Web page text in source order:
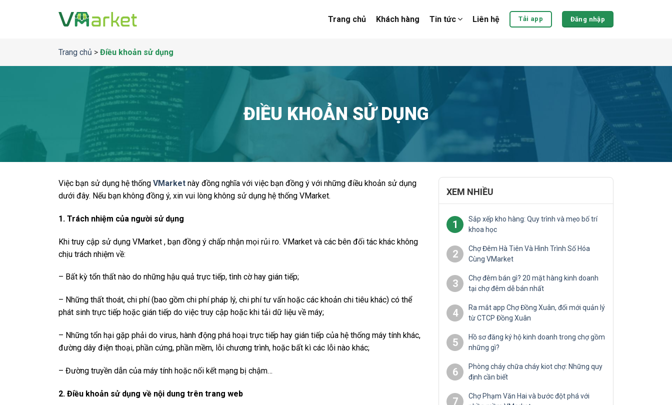
Trang chủ Khách hàng Tin tức Liên hệ Tải app Đăng nhập
Trang chủ > Điều khoản sử dụng
ĐIỀU KHOẢN SỬ DỤNG
Việc bạn sử dụng hệ thống VMarket này đồng nghĩa với việc bạn đồng ý với những điều khoản sử dụng
dưới đây. Nếu bạn không đồng ý, xin vui lòng không sử dụng hệ thống VMarket.
1. Trách nhiệm của người sử dụng
Khi truy cập sử dụng VMarket , bạn đồng ý chấp nhận mọi rủi ro. VMarket và các bên đối tác khác không
chịu trách nhiệm về:
– Bất kỳ tổn thất nào do những hậu quả trực tiếp, tình cờ hay gián tiếp;
– Những thất thoát, chi phí (bao gồm chi phí pháp lý, chi phí tư vấn hoặc các khoản chi tiêu khác) có thể
phát sinh trực tiếp hoặc gián tiếp do việc truy cập hoặc khi tải dữ liệu về máy;
– Những tổn hại gặp phải do virus, hành động phá hoại trực tiếp hay gián tiếp của hệ thống máy tính khác,
đường dây điện thoại, phần cứng, phần mềm, lỗi chương trình, hoặc bất kì các lỗi nào khác;
– Đường truyền dẫn của máy tính hoặc nối kết mạng bị chậm…
2. Điều khoản sử dụng về nội dung trên trang web
XEM NHIỀU
1
Sắp xếp kho hàng: Quy trình và mẹo bố trí
khoa học
2
Chợ Đêm Hà Tiên Và Hình Trình Số Hóa
Cùng VMarket
3
Chợ đêm bán gì? 20 mặt hàng kinh doanh
tại chợ đêm dễ bán nhất
4
Ra mắt app Chợ Đồng Xuân, đổi mới quản lý
từ CTCP Đồng Xuân
5
Hồ sơ đăng ký hộ kinh doanh trong chợ gồm
những gì?
6
Phòng cháy chữa cháy kiot chợ: Những quy
định cần biết
7
Chợ Phạm Văn Hai và bước đột phá với